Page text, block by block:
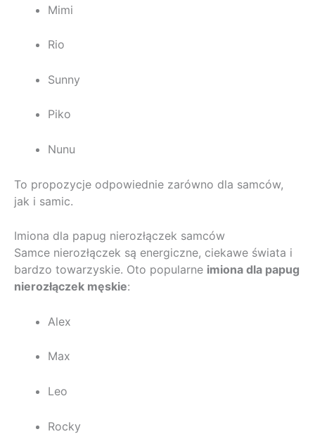
Mimi
Rio
Sunny
Piko
Nunu
To propozycje odpowiednie zarówno dla samców,
jak i samic.
Imiona dla papug nierozłączek samców
Samce nierozłączek są energiczne, ciekawe świata i
bardzo towarzyskie. Oto popularne imiona dla papug
nierozłączek męskie:
Alex
Max
Leo
Rocky